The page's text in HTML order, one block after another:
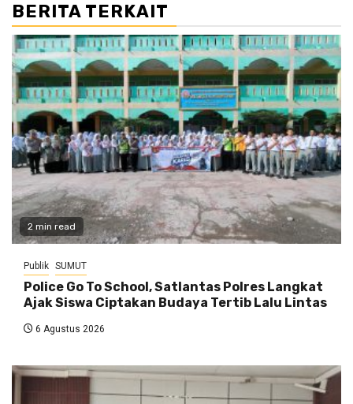
BERITA TERKAIT
2 min read
Publik SUMUT
Police Go To School, Satlantas Polres Langkat
Ajak Siswa Ciptakan Budaya Tertib Lalu Lintas
6 Agustus 2026